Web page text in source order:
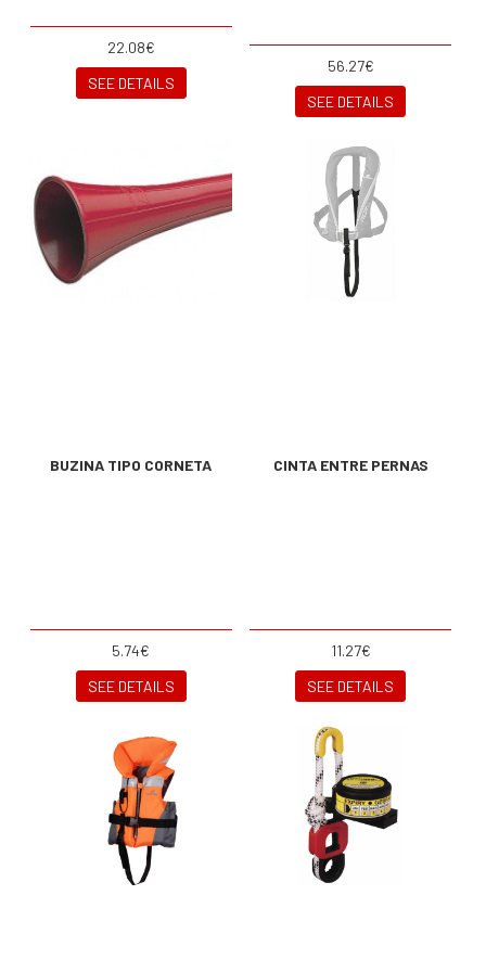
22.08€
SEE DETAILS
56.27€
SEE DETAILS
BUZINA TIPO CORNETA
5.74€
SEE DETAILS
CINTA ENTRE PERNAS
11.27€
SEE DETAILS